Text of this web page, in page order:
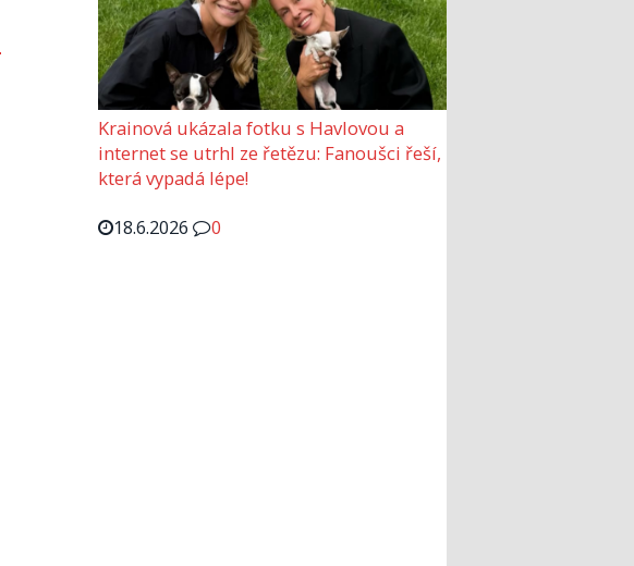
Krainová ukázala fotku s Havlovou a
internet se utrhl ze řetězu: Fanoušci řeší,
která vypadá lépe!
18.6.2026
0